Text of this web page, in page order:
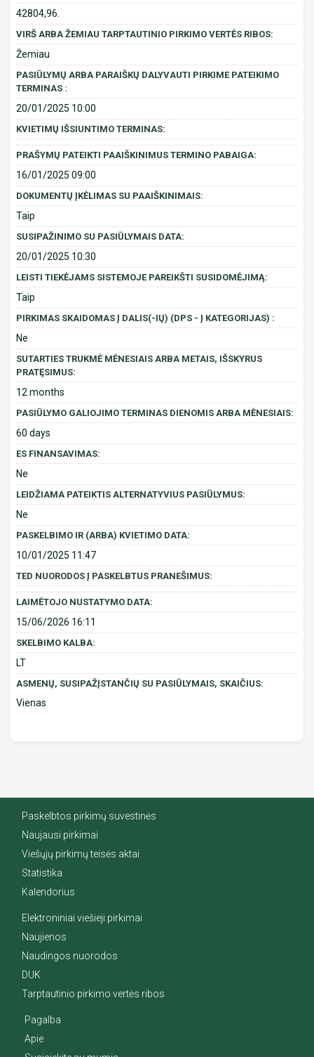
42804,96.
VIRŠ ARBA ŽEMIAU TARPTAUTINIO PIRKIMO VERTĖS RIBOS:
Žemiau
PASIŪLYMŲ ARBA PARAIŠKŲ DALYVAUTI PIRKIME PATEIKIMO
TERMINAS :
20/01/2025 10:00
KVIETIMŲ IŠSIUNTIMO TERMINAS:
PRAŠYMŲ PATEIKTI PAAIŠKINIMUS TERMINO PABAIGA:
16/01/2025 09:00
DOKUMENTŲ ĮKĖLIMAS SU PAAIŠKINIMAIS:
Taip
SUSIPAŽINIMO SU PASIŪLYMAIS DATA:
20/01/2025 10:30
LEISTI TIEKĖJAMS SISTEMOJE PAREIKŠTI SUSIDOMĖJIMĄ:
Taip
PIRKIMAS SKAIDOMAS Į DALIS(-IŲ) (DPS - Į KATEGORIJAS) :
Ne
SUTARTIES TRUKMĖ MĖNESIAIS ARBA METAIS, IŠSKYRUS
PRATĘSIMUS:
12 months
PASIŪLYMO GALIOJIMO TERMINAS DIENOMIS ARBA MĖNESIAIS:
60 days
ES FINANSAVIMAS:
Ne
LEIDŽIAMA PATEIKTIS ALTERNATYVIUS PASIŪLYMUS:
Ne
PASKELBIMO IR (ARBA) KVIETIMO DATA:
10/01/2025 11:47
TED NUORODOS Į PASKELBTUS PRANEŠIMUS:
LAIMĖTOJO NUSTATYMO DATA:
15/06/2026 16:11
SKELBIMO KALBA:
LT
ASMENŲ, SUSIPAŽĮSTANČIŲ SU PASIŪLYMAIS, SKAIČIUS:
Vienas
Paskelbtos pirkimų suvestinės
Naujausi pirkimai
Viešųjų pirkimų teisės aktai
Statistika
Kalendorius
Elektroniniai viešieji pirkimai
Naujienos
Naudingos nuorodos
DUK
Tarptautinio pirkimo vertės ribos
Pagalba
Apie